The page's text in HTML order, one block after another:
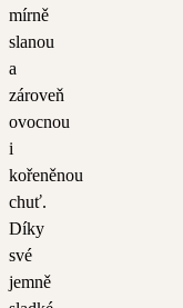
mírně
slanou
a
zároveň
ovocnou
i
kořeněnou
chuť.
Díky
své
jemně